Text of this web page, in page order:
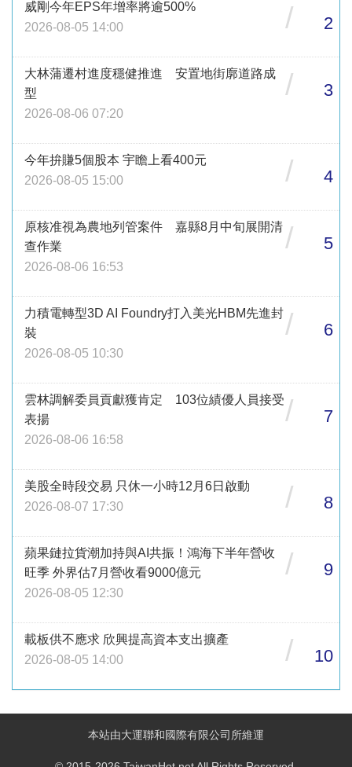
威剛今年EPS年增率將逾500%
2026-08-05 14:00
/ 2
大林蒲遷村進度穩健推進 安置地街廓道路成
型
2026-08-06 07:20
/ 3
今年拚賺5個股本 宇瞻上看400元
2026-08-05 15:00
/ 4
原核准視為農地列管案件 嘉縣8月中旬展開清
查作業
2026-08-06 16:53
/ 5
力積電轉型3D AI Foundry打入美光HBM先進封
裝
2026-08-05 10:30
/ 6
雲林調解委員貢獻獲肯定 103位績優人員接受
表揚
2026-08-06 16:58
/ 7
美股全時段交易 只休一小時12月6日啟動
2026-08-07 17:30
/ 8
蘋果鏈拉貨潮加持與AI共振！鴻海下半年營收
旺季 外界估7月營收看9000億元
2026-08-05 12:30
/ 9
載板供不應求 欣興提高資本支出擴產
2026-08-05 14:00
/ 10
本站由大運聯和國際有限公司所維運